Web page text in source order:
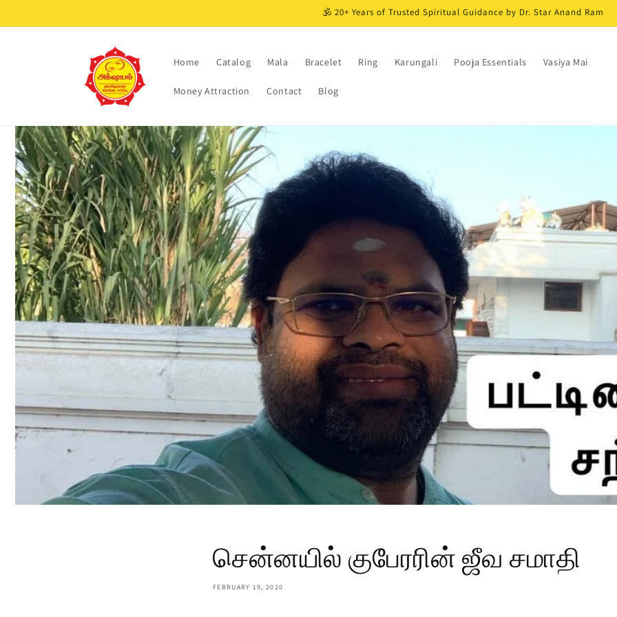
🕉️ 20+ Years of Trusted Spiritual Guidance by Dr. Star Anand Ram
Home Catalog Mala Bracelet Ring Karungali Pooja Essentials Vasiya Mai
Money Attraction Contact Blog
சென்னயில் குபேரரின் ஜீவ சமாதி
FEBRUARY 19, 2020